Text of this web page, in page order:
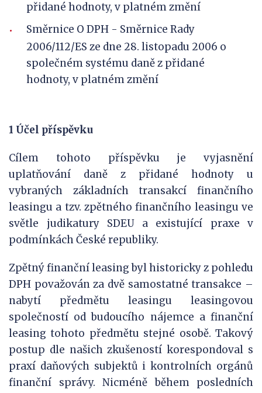
přidané hodnoty, v platném změní
Směrnice O DPH - Směrnice Rady
2006/112/ES ze dne 28. listopadu 2006 o
společném systému daně z přidané
hodnoty, v platném změní
1 Účel příspěvku
Cílem tohoto příspěvku je vyjasnění
uplatňování daně z přidané hodnoty u
vybraných základních transakcí finančního
leasingu a tzv. zpětného finančního leasingu ve
světle judikatury SDEU a existující praxe v
podmínkách České republiky.
Zpětný finanční leasing byl historicky z pohledu
DPH považován za dvě samostatné transakce –
nabytí předmětu leasingu leasingovou
společností od budoucího nájemce a finanční
leasing tohoto předmětu stejné osobě. Takový
postup dle našich zkušeností korespondoval s
praxí daňových subjektů i kontrolních orgánů
finanční správy. Nicméně během posledních